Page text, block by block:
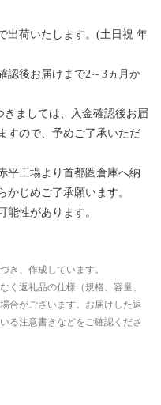
出荷いたします。(土日祝 年
認後お届けまで2～3ヵ月か
ましては、入金確認後お届
すので、予めご了承いただ
平工場より首都圏倉庫へ納
かじめご了承願います。
性があります。
き、作成しています。
く返礼品の仕様（規格、容量、
合がございます。お届けした返
る注意書きなどをご確認くださ